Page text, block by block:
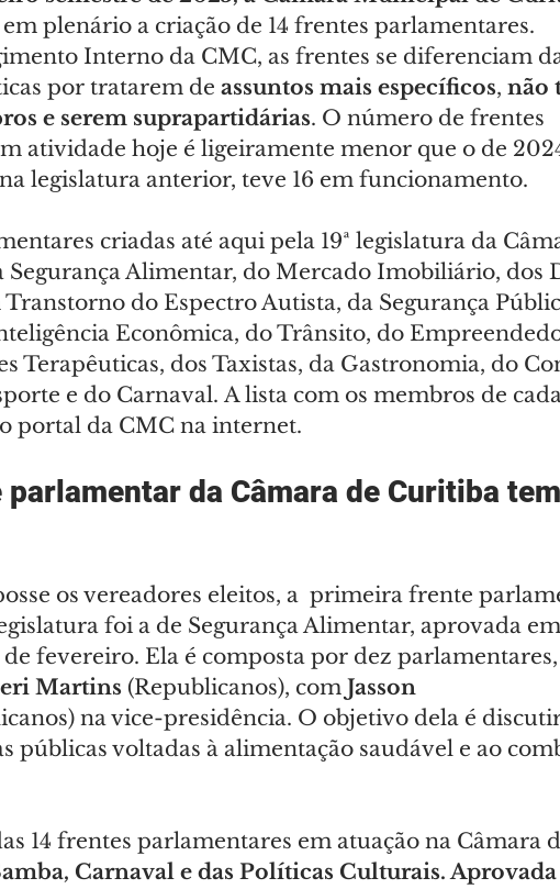
plenário a criação de 14 frentes parlamentares.
Interno da CMC, as frentes se diferenciam
por tratarem de assuntos mais específicos, não
e serem suprapartidárias. O número de frentes
atividade hoje é ligeiramente menor que o de
legislatura anterior, teve 16 em funcionamento.
criadas até aqui pela 19ª legislatura da
Segurança Alimentar, do Mercado Imobiliário, dos
Transtorno do Espectro Autista, da Segurança
Econômica, do Trânsito, do
Terapêuticas, dos Taxistas, da Gastronomia, do
e do Carnaval. A lista com os membros de
portal da CMC na internet.
da Câmara de Curitiba
os vereadores eleitos, a  primeira frente
foi a de Segurança Alimentar, aprovada em
fevereiro. Ela é composta por dez
Martins (Republicanos), com Jasson
na vice-presidência. O objetivo dela é
públicas voltadas à alimentação saudável e ao
14 frentes parlamentares em atuação na Câmara
Carnaval e das Políticas Culturais.